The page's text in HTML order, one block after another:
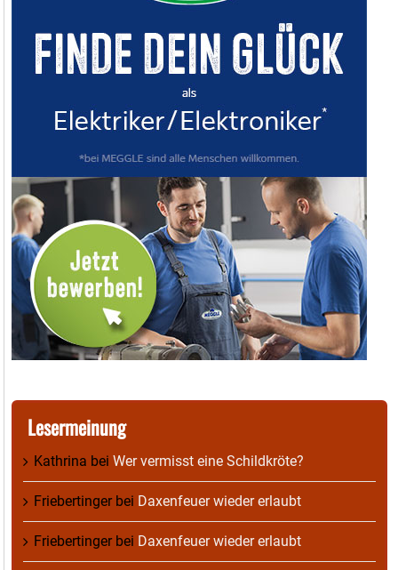
Lesermeinung
Kathrina bei Wer vermisst eine Schildkröte?
Friebertingerbei Daxenfeuer wieder erlaubt
Friebertingerbei Daxenfeuer wieder erlaubt